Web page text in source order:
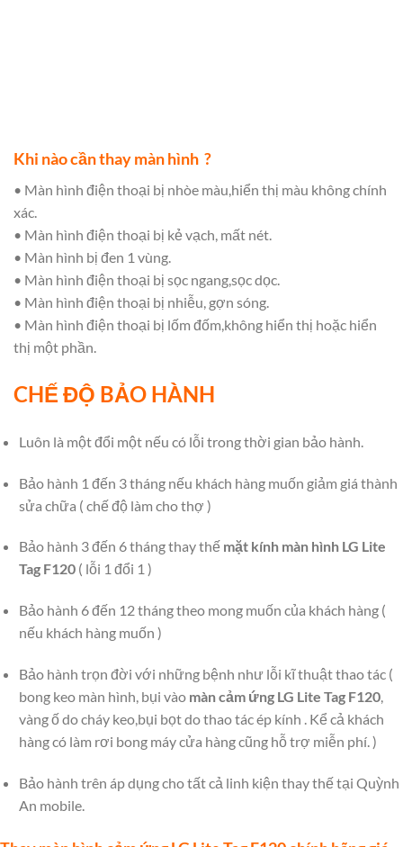
Khi nào cần thay màn hình ?
• Màn hình điện thoại bị nhòe màu,hiển thị màu không chính
xác.
• Màn hình điện thoại bị kẻ vạch, mất nét.
• Màn hình bị đen 1 vùng.
• Màn hình điện thoại bị sọc ngang,sọc dọc.
• Màn hình điện thoại bị nhiễu, gợn sóng.
• Màn hình điện thoại bị lốm đốm,không hiển thị hoặc hiển
thị một phần.
CHẾ ĐỘ BẢO HÀNH
Luôn là một đổi một nếu có lỗi trong thời gian bảo hành.
Bảo hành 1 đến 3 tháng nếu khách hàng muốn giảm giá thành
sửa chữa ( chế độ làm cho thợ )
Bảo hành 3 đến 6 tháng thay thế mặt kính màn hình LG Lite
Tag F120( lỗi 1 đổi 1 )
Bảo hành 6 đến 12 tháng theo mong muốn của khách hàng (
nếu khách hàng muốn )
Bảo hành trọn đời với những bệnh như lỗi kĩ thuật thao tác (
bong keo màn hình, bụi vào màn cảm ứng LG Lite Tag F120,
vàng ố do cháy keo,bụi bọt do thao tác ép kính . Kể cả khách
hàng có làm rơi bong máy cửa hàng cũng hỗ trợ miễn phí. )
Bảo hành trên áp dụng cho tất cả linh kiện thay thế tại Quỳnh
An mobile.